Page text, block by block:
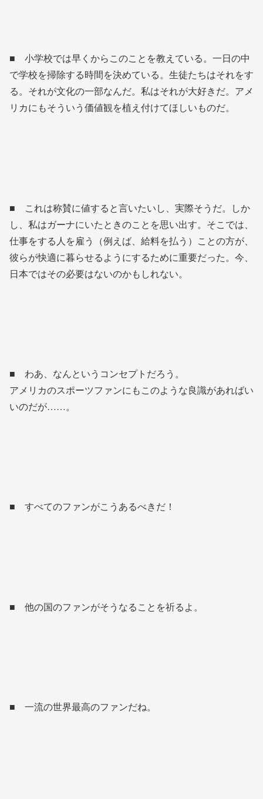
■ 小学校では早くからこのことを教えている。一日の中
で学校を掃除する時間を決めている。生徒たちはそれをす
る。それが文化の一部なんだ。私はそれが大好きだ。アメ
リカにもそういう価値観を植え付けてほしいものだ。
■ これは称賛に値すると言いたいし、実際そうだ。しか
し、私はガーナにいたときのことを思い出す。そこでは、
仕事をする人を雇う（例えば、給料を払う）ことの方が、
彼らが快適に暮らせるようにするために重要だった。今、
日本ではその必要はないのかもしれない。
■ わあ、なんというコンセプトだろう。
アメリカのスポーツファンにもこのような良識があればい
いのだが……。
■ すべてのファンがこうあるべきだ！
■ 他の国のファンがそうなることを祈るよ。
■ 一流の世界最高のファンだね。